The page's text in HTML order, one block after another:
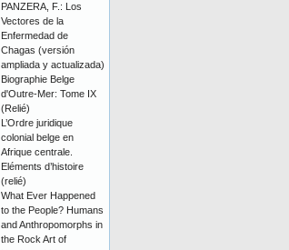
PANZERA, F.: Los
Vectores de la
Enfermedad de
Chagas (versión
ampliada y actualizada)
Biographie Belge
d'Outre-Mer: Tome IX
(Relié)
L’Ordre juridique
colonial belge en
Afrique centrale.
Eléments d’histoire
(relié)
What Ever Happened
to the People? Humans
and Anthropomorphs in
the Rock Art of